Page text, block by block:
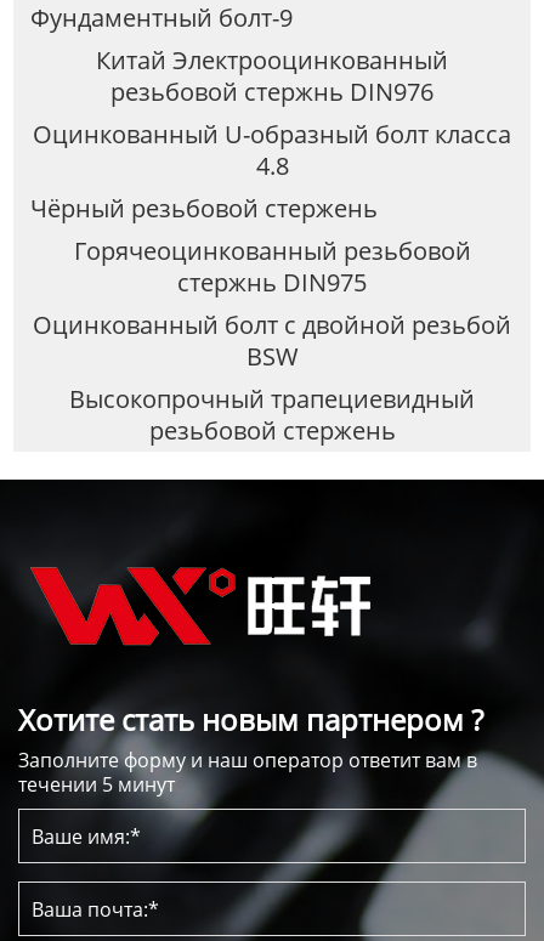
Фундаментный болт-9
Китай Электрооцинкованный
резьбовой стержнь DIN976
Оцинкованный U-образный болт класса
4.8
Чёрный резьбовой стержень
Горячеоцинкованный резьбовой
стержнь DIN975
Оцинкованный болт с двойной резьбой
BSW
Высокопрочный трапециевидный
резьбовой стержень
Хотите стать новым партнером ?
Заполните форму и наш оператор ответит вам в
течении 5 минут